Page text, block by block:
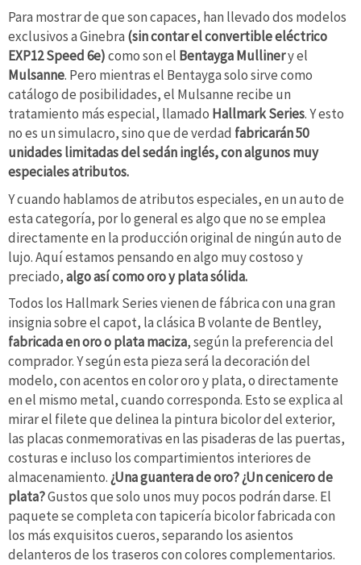
Para mostrar de que son capaces, han llevado dos modelos
exclusivos a Ginebra (sin contar el convertible eléctrico
EXP12 Speed 6e)como son el Bentayga Mullinery el
Mulsanne. Pero mientras el Bentayga solo sirve como
catálogo de posibilidades, el Mulsanne recibe un
tratamiento más especial, llamado Hallmark Series. Y esto
no es un simulacro, sino que de verdad fabricarán 50
unidades limitadas del sedán inglés, con algunos muy
especiales atributos.
Y cuando hablamos de atributos especiales, en un auto de
esta categoría, por lo general es algo que no se emplea
directamente en la producción original de ningún auto de
lujo. Aquí estamos pensando en algo muy costoso y
preciado,algo así como oro y plata sólida.
Todos los Hallmark Series vienen de fábrica con una gran
insignia sobre el capot, la clásica B volante de Bentley,
fabricada en oro o plata maciza, según la preferencia del
comprador. Y según esta pieza será la decoración del
modelo, con acentos en color oro y plata, o directamente
en el mismo metal, cuando corresponda. Esto se explica al
mirar el filete que delinea la pintura bicolor del exterior,
las placas conmemorativas en las pisaderas de las puertas,
costuras e incluso los compartimientos interiores de
almacenamiento.¿Una guantera de oro? ¿Un cenicero de
plata?Gustos que solo unos muy pocos podrán darse. El
paquete se completa con tapicería bicolor fabricada con
los más exquisitos cueros, separando los asientos
delanteros de los traseros con colores complementarios.